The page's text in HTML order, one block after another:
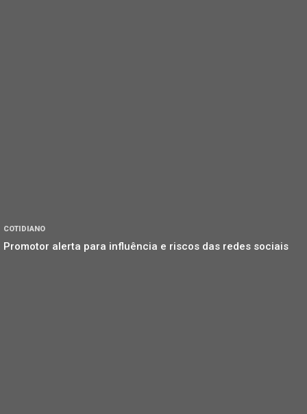
COTIDIANO
Promotor alerta para influência e riscos das redes sociais